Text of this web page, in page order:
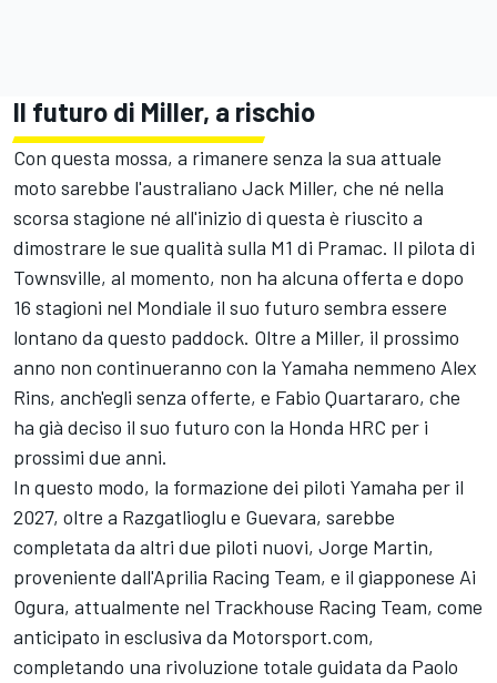
Il futuro di Miller, a rischio
Con questa mossa, a rimanere senza la sua attuale
moto sarebbe l'australiano Jack Miller, che né nella
scorsa stagione né all'inizio di questa è riuscito a
dimostrare le sue qualità sulla M1 di Pramac. Il pilota di
Townsville, al momento, non ha alcuna offerta e dopo
16 stagioni nel Mondiale il suo futuro sembra essere
lontano da questo paddock. Oltre a Miller, il prossimo
anno non continueranno con la Yamaha nemmeno Alex
Rins, anch'egli senza offerte, e Fabio Quartararo, che
ha già deciso il suo futuro con la Honda HRC per i
prossimi due anni.
In questo modo, la formazione dei piloti Yamaha per il
2027, oltre a Razgatlioglu e Guevara, sarebbe
completata da altri due piloti nuovi, Jorge Martin,
proveniente dall'Aprilia Racing Team, e il giapponese Ai
Ogura, attualmente nel Trackhouse Racing Team, come
anticipato in esclusiva da Motorsport.com,
completando una rivoluzione totale guidata da Paolo